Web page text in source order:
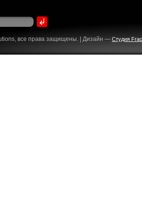
все права защищены. | Дизайн — Студия